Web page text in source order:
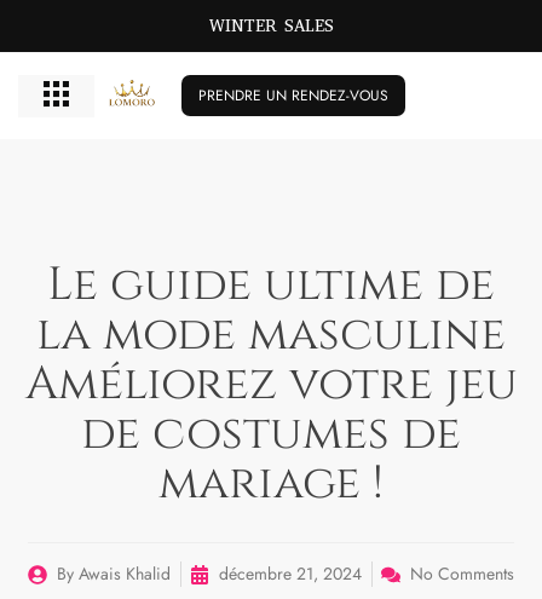
WINTER SALES
PRENDRE UN RENDEZ-VOUS
Le guide ultime de
la mode masculine
Améliorez votre jeu
de costumes de
mariage !
By Awais Khalid décembre 21, 2024 No Comments